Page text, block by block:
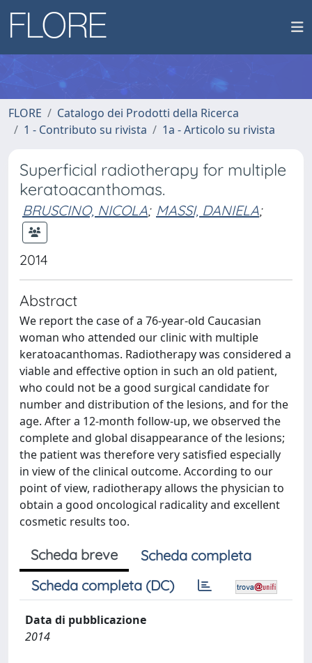
FLORE
Catalogo dei Prodotti della Ricerca
1 - Contributo su rivista
1a - Articolo su rivista
Superficial radiotherapy for multiple
keratoacanthomas.
BRUSCINO, NICOLA; MASSI, DANIELA;
2014
Abstract
We report the case of a 76-year-old Caucasian
woman who attended our clinic with multiple
keratoacanthomas. Radiotherapy was considered a
viable and effective option in such an old patient,
who could not be a good surgical candidate for
number and distribution of the lesions, and for the
age. After a 12-month follow-up, we observed the
complete and global disappearance of the lesions;
the patient was therefore very satisfied especially
in view of the clinical outcome. According to our
point of view, radiotherapy allows the physician to
obtain a good oncological radicality and excellent
cosmetic results too.
Scheda breve
Scheda completa
Scheda completa (DC)
Data di pubblicazione
2014